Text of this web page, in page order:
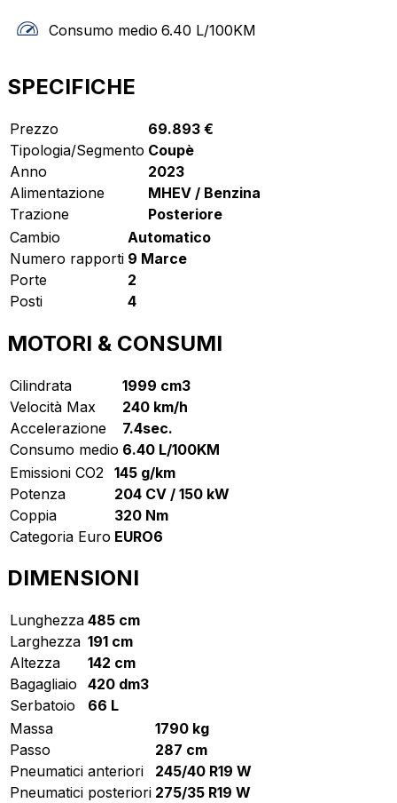
Consumo medio 6.40 L/100KM
SPECIFICHE
Prezzo
69.893 €
Tipologia/Segmento Coupè
Anno
2023
Alimentazione
MHEV / Benzina
Trazione
Posteriore
Cambio
Automatico
Numero rapporti 9 Marce
Porte
2
Posti
4
MOTORI & CONSUMI
Cilindrata
1999 cm3
Velocità Max
240 km/h
Accelerazione
7.4sec.
Consumo medio 6.40 L/100KM
Emissioni CO2
145 g/km
Potenza
204 CV / 150 kW
Coppia
320 Nm
Categoria Euro EURO6
DIMENSIONI
Lunghezza 485 cm
Larghezza 191 cm
Altezza
142 cm
Bagagliaio
420 dm3
Serbatoio
66 L
Massa
1790 kg
Passo
287 cm
Pneumatici anteriori
245/40 R19 W
Pneumatici posteriori 275/35 R19 W